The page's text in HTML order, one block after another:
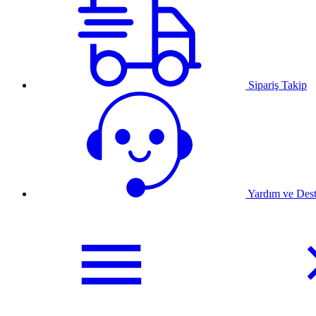
Sipariş Takip
Yardım ve